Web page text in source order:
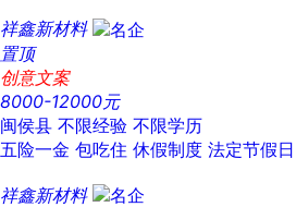
祥鑫新材料
置顶
创意文案
8000-12000元
闽侯县 不限经验 不限学历
五险一金 包吃住 休假制度 法定节假日
祥鑫新材料